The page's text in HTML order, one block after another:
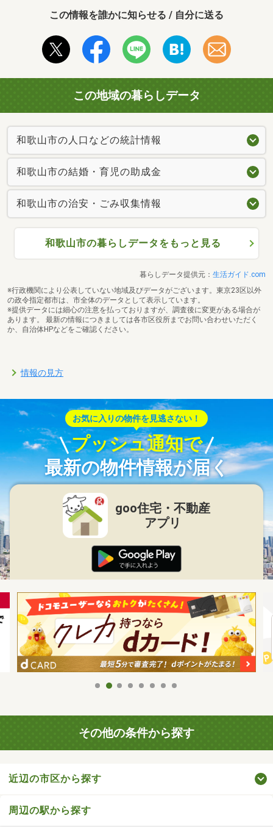
この情報を誰かに知らせる / 自分に送る
この地域の暮らしデータ
和歌山市の人口などの統計情報
和歌山市の結婚・育児の助成金
和歌山市の治安・ごみ収集情報
和歌山市の暮らしデータをもっと見る
暮らしデータ提供元： 生活ガイド.com
※行政機関により公表していない地域及びデータがございます。東京23区以外
の政令指定都市は、市全体のデータとして表示しています。
※提供データには細心の注意を払っておりますが、調査後に変更がある場合が
あります。 最新の情報につきましては各市区役所までお問い合わせいただく
か、自治体HPなどをご確認ください。
情報の見方
お気に入りの物件を見逃さない！
プッシュ通知で
最新の物件情報が届く
goo住宅・不動産
アプリ
その他の条件から探す
近辺の市区から探す
周辺の駅から探す